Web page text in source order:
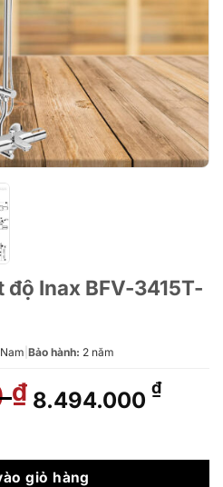
độ Inax BFV-3415T-
Bảo hành: 2 năm
₫ Giá
gốc
15.160.000 ₫.
8.494.000 ₫Giá
là:
3415T-8C số lượng
giỏ hàng